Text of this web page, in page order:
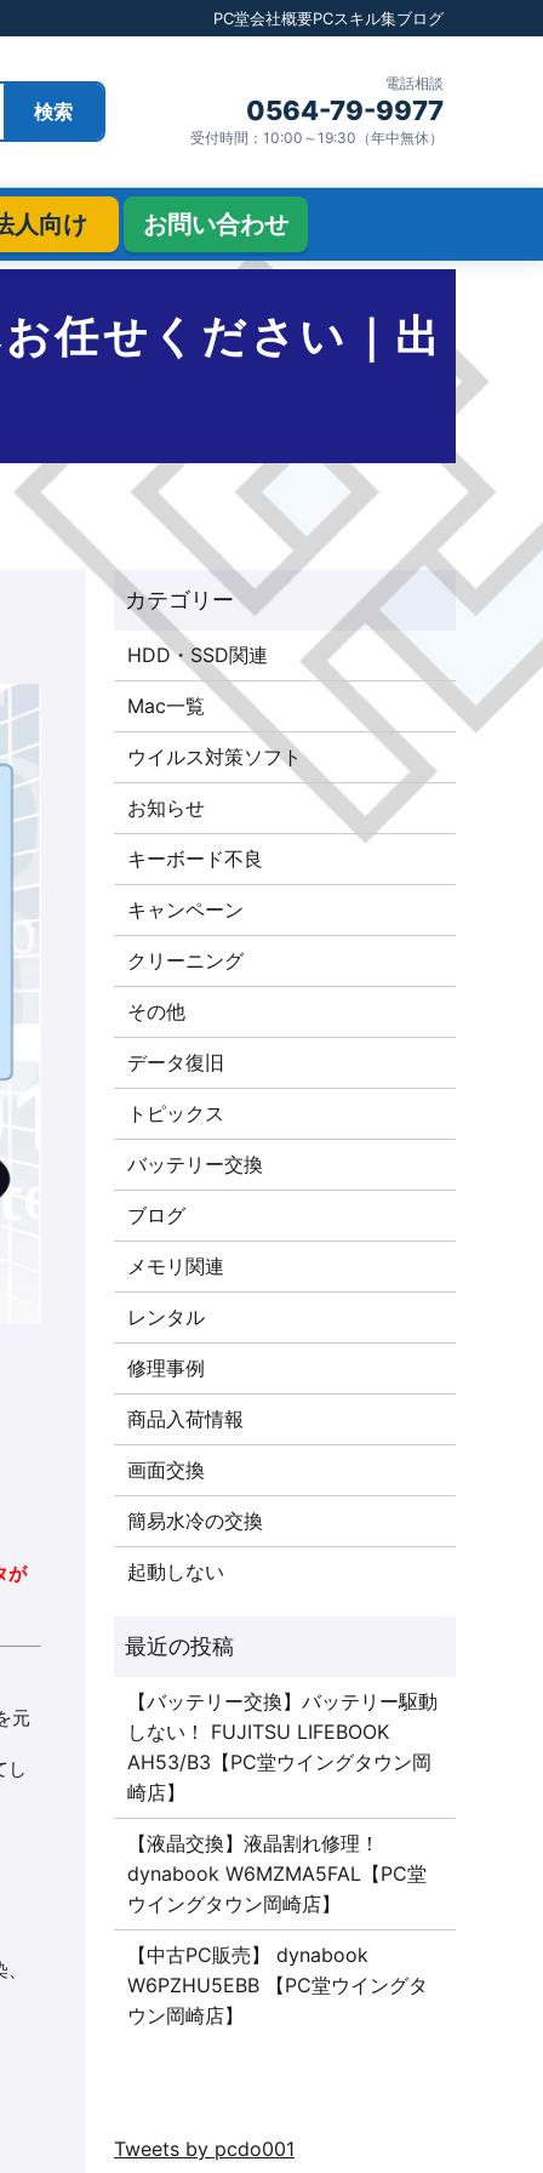
PC堂会社概要PCスキル集ブログ
検索
電話相談
0564-79-9977
受付時間：10:00～19:30（年中無休）
人向け お問い合わせ
任せください｜出
が
元
し
HDD・SSD関連
Mac一覧
ウイルス対策ソフト
お知らせ
キーボード不良
キャンペーン
クリーニング
その他
データ復旧
トピックス
バッテリー交換
ブログ
メモリ関連
レンタル
修理事例
商品入荷情報
画面交換
簡易水冷の交換
起動しない
【バッテリー交換】バッテリー駆動
しない！ FUJITSU LIFEBOOK
AH53/B3【PC堂ウイングタウン岡
崎店】
【液晶交換】液晶割れ修理！
dynabook W6MZMA5FAL【PC堂
ウイングタウン岡崎店】
【中古PC販売】 dynabook
W6PZHU5EBB 【PC堂ウイングタ
ウン岡崎店】
Tweets by pcdo001